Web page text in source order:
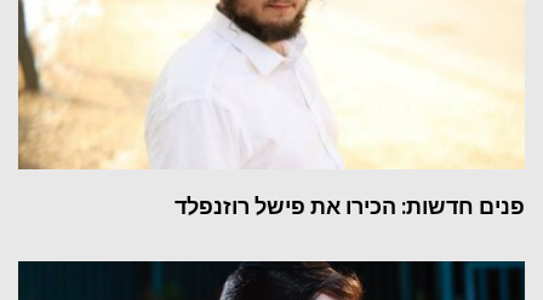
פנים חדשות: הכירו את פישל רוזנפלד